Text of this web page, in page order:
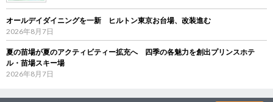
オールデイダイニングを一新 ヒルトン東京お台場、改装進む
2026年8月7日
夏の苗場が夏のアクティビティー拡充へ 四季の各魅力を創出プリンスホテ
ル・苗場スキー場
2026年8月7日